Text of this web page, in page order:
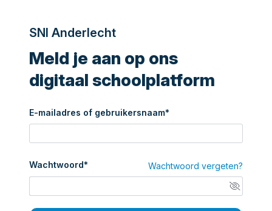
SNI Anderlecht
Meld je aan op ons
digitaal schoolplatform
E-mailadres of gebruikersnaam*
Wachtwoord* Wachtwoord vergeten?